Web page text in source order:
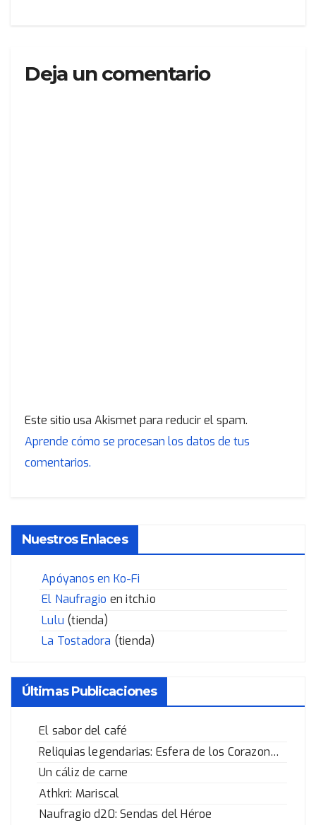
Deja un comentario
Este sitio usa Akismet para reducir el spam.
Aprende cómo se procesan los datos de tus
comentarios.
Nuestros Enlaces
Apóyanos en Ko-Fi
El Naufragio en itch.io
Lulu (tienda)
La Tostadora (tienda)
Últimas Publicaciones
El sabor del café
Reliquias legendarias: Esfera de los Corazones Rotos
Un cáliz de carne
Athkri: Mariscal
Naufragio d20: Sendas del Héroe